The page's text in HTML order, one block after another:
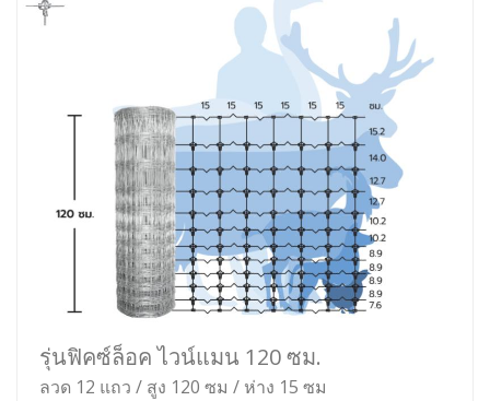
รุ่นฟิคซ์ล็อค ไวน์แมน 120 ซม.
ลวด 12 แถว / สูง 120 ซม / ห่าง 15 ซม